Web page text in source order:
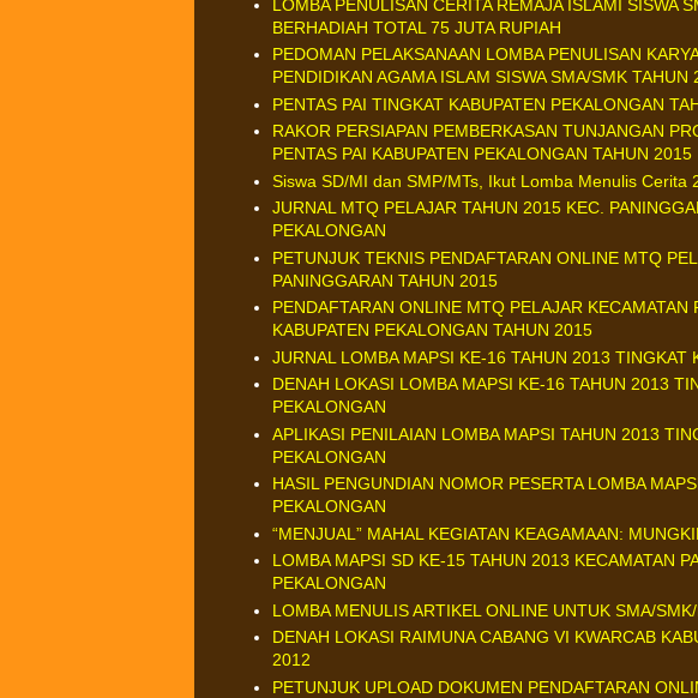
LOMBA PENULISAN CERITA REMAJA ISLAMI SISWA
BERHADIAH TOTAL 75 JUTA RUPIAH
PEDOMAN PELAKSANAAN LOMBA PENULISAN
PENDIDIKAN AGAMA ISLAM SISWA SMA/SMK TAHUN
PENTAS PAI TINGKAT KABUPATEN PEKALONGAN
RAKOR PERSIAPAN PEMBERKASAN TUNJANGAN
PENTAS PAI KABUPATEN PEKALONGAN TAHUN 2015
Siswa SD/MI dan SMP/MTs, Ikut Lomba Menulis Cerita
JURNAL MTQ PELAJAR TAHUN 2015 KEC.
PEKALONGAN
PETUNJUK TEKNIS PENDAFTARAN ONLINE MTQ
PANINGGARAN TAHUN 2015
PENDAFTARAN ONLINE MTQ PELAJAR KECAMATAN
KABUPATEN PEKALONGAN TAHUN 2015
JURNAL LOMBA MAPSI KE-16 TAHUN 2013 TINGKAT
DENAH LOKASI LOMBA MAPSI KE-16 TAHUN 2013
PEKALONGAN
APLIKASI PENILAIAN LOMBA MAPSI TAHUN 2013
PEKALONGAN
HASIL PENGUNDIAN NOMOR PESERTA LOMBA
PEKALONGAN
“MENJUAL” MAHAL KEGIATAN KEAGAMAAN:
LOMBA MAPSI SD KE-15 TAHUN 2013 KECAMATAN
PEKALONGAN
LOMBA MENULIS ARTIKEL ONLINE UNTUK SMA/
DENAH LOKASI RAIMUNA CABANG VI KWARCAB
2012
PETUNJUK UPLOAD DOKUMEN PENDAFTARAN